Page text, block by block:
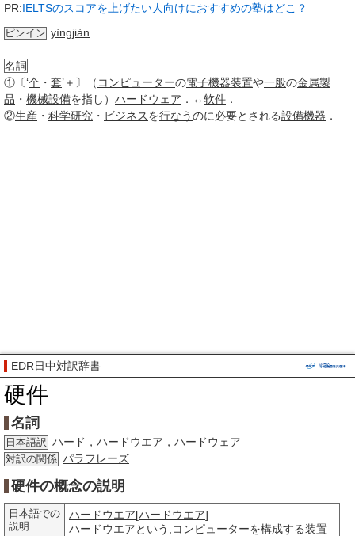
PR:IELTSのスコアを上げたい人向けにおすすめの塾はどこ？
ピンイン yìngjiàn
名詞
① 〔‘个 ・ 套’＋〕（ コンピューターの電子機器装置や一般の金属製
品 ・ 機械設備を指し） ハードウェア ．↔软件 ．
②生産 ・ 科学研究 ・ ビジネスを行なうのに必要とされる設備機器 ．
EDR日中対訳辞書
硬件
名詞
日本語訳 ハード ， ハードウエア ， ハードウェア
対訳の関係 パラフレーズ
硬件の概念の説明
日本語での
説明
ハードウエア[ハードウエア]
ハードウエアという, コンピューターを構成する装置